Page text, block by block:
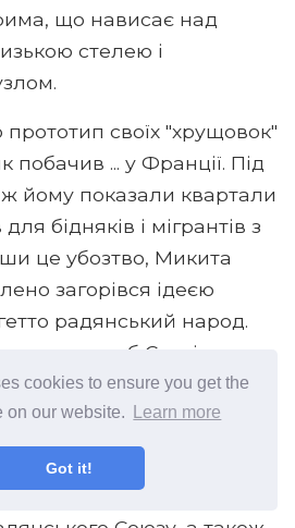
cookies to ensure you get the
on our website.
Learn more
Got it!
що нависає над
стелею і
своїх "хрущовок"
побачив ... у Франції. Під
йому показали квартали
бідняків і мігрантів з
це убозтво, Микита
загорівся ідеєю
радянський народ.
б Сталін ...
їжу
перетворив на абсурд не
( "хрущовки) і
але і легку